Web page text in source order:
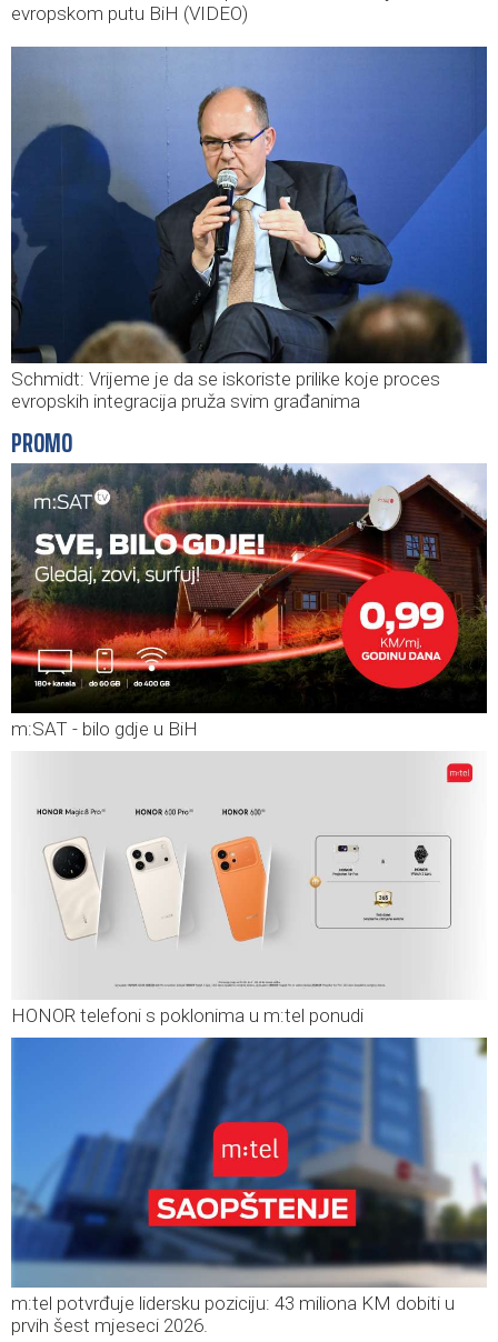
evropskom putu BiH (VIDEO)
Schmidt: Vrijeme je da se iskoriste prilike koje proces
evropskih integracija pruža svim građanima
PROMO
m:SAT - bilo gdje u BiH
HONOR telefoni s poklonima u m:tel ponudi
m:tel potvrđuje lidersku poziciju: 43 miliona KM dobiti u
prvih šest mjeseci 2026.